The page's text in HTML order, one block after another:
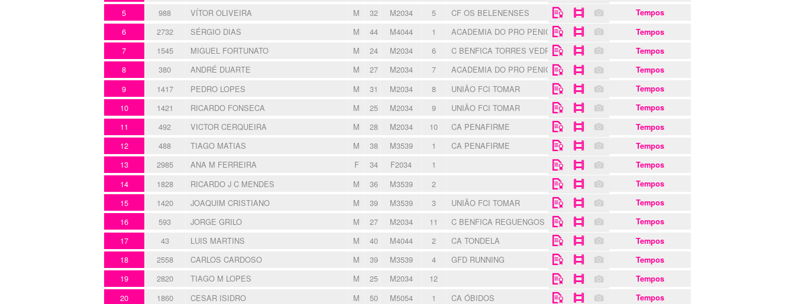
5 988 VÍTOR OLIVEIRA M 32 M2034 5 CF OS BELENENSES Tempos
6 2732 SÉRGIO DIAS M 44 M4044 1 ACADEMIA DO PRO PENICHE Tempos
7 1545 MIGUEL FORTUNATO M 24 M2034 6 C BENFICA TORRES VEDRAS Tempos
8 380 ANDRÉ DUARTE M 27 M2034 7 ACADEMIA DO PRO PENICHE Tempos
9 1417 PEDRO LOPES M 31 M2034 8 UNIÃO FCI TOMAR Tempos
10 1421 RICARDO FONSECA M 25 M2034 9 UNIÃO FCI TOMAR Tempos
11 492 VICTOR CERQUEIRA M 28 M2034 10 CA PENAFIRME Tempos
12 488 TIAGO MATIAS M 38 M3539 1 CA PENAFIRME Tempos
13 2985 ANA M FERREIRA F 34 F2034 1 Tempos
14 1828 RICARDO J C MENDES M 36 M3539 2 Tempos
15 1420 JOAQUIM CRISTIANO M 39 M3539 3 UNIÃO FCI TOMAR Tempos
16 593 JORGE GRILO M 27 M2034 11 C BENFICA REGUENGOS MONSARAZ Tempos
17 43 LUIS MARTINS M 40 M4044 2 CA TONDELA Tempos
18 2558 CARLOS CARDOSO M 39 M3539 4 GFD RUNNING Tempos
19 2820 TIAGO M LOPES M 25 M2034 12 Tempos
20 1860 CESAR ISIDRO M 50 M5054 1 CA ÓBIDOS Tempos